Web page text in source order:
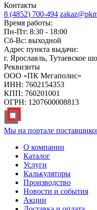
Контакты
8 (4852) 700-494
Время работы:
Пн-Пт: 8:30 - 18:00
Сб-Вс: выходной
Адрес пункта выдачи:
г. Ярославль, Тутаевское
Реквизиты
ООО «ПК Мегаполис»
ИНН: 7602154353
КПП: 760201001
ОГРН: 1207600008813
Мы на портале
О компании
Каталог
Услуги
Калькуляторы
Производство
Новости и события
Акции